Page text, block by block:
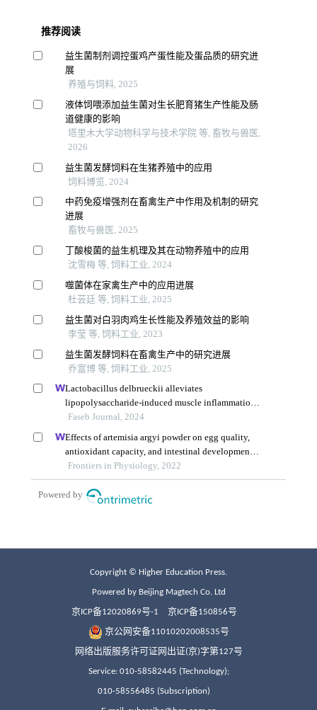
Copyright © Higher Education Press.
Powered by Beijing Magtech Co. Ltd
京ICP备12020869号-1 京ICP备150856号
京公网安备11010202008535号
网络出版服务许可证网出证(京)字第127号
Service: 010-58582445 (Technology);
010-58556485 (Subscription)